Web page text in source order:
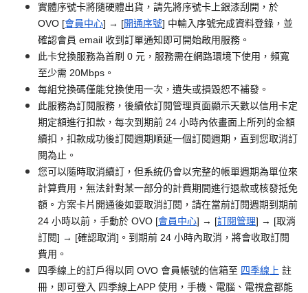
實體序號卡將隨硬體出貨，請先將序號卡上銀漆刮開，於
OVO [會員中心] → [開通序號] 中輸入序號完成資料登錄，並
確認會員 email 收到訂單通知即可開始啟用服務。
此卡兌換服務為首刷 0 元，服務需在網路環境下使用，頻寬
至少需 20Mbps。
每組兌換碼僅能兌換使用一次，遺失或損毀恕不補發。
此服務為訂閱服務，後續依訂閱管理頁面顯示天數以信用卡定
期定額進行扣款，每次到期前 24 小時內依畫面上所列的金額
續扣，扣款成功後訂閱週期順延一個訂閱週期，直到您取消訂
閱為止。
您可以隨時取消續訂，但系統仍會以完整的帳單週期為單位來
計算費用，無法針對某一部分的計費期間進行退款或核發抵免
額。方案卡片開通後如要取消訂閱，請在當前訂閱週期到期前
24 小時以前，手動於 OVO [會員中心] → [訂閱管理] → [取消
訂閱] → [確認取消]。到期前 24 小時內取消，將會收取訂閱
費用。
四季線上的訂戶得以同 OVO 會員帳號的信箱至 四季線上 註
冊，即可登入 四季線上APP 使用，手機、電腦、電視盒都能